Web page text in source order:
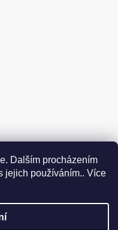
Dalším procházením
jejich používáním.. Více